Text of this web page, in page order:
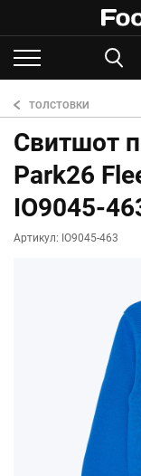
ТОЛСТОВКИ
Свитшот
Park26
IO9045-
Артикул: IO9045-463